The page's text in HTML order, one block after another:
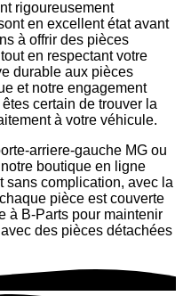
rigoureusement
en excellent état avant
à offrir des pièces
en respectant votre
durable aux pièces
et notre engagement
certain de trouver la
à votre véhicule.
arriere-gauche MG ou
boutique en ligne
sans complication, avec la
pièce est couverte
à B-Parts pour maintenir
des pièces détachées